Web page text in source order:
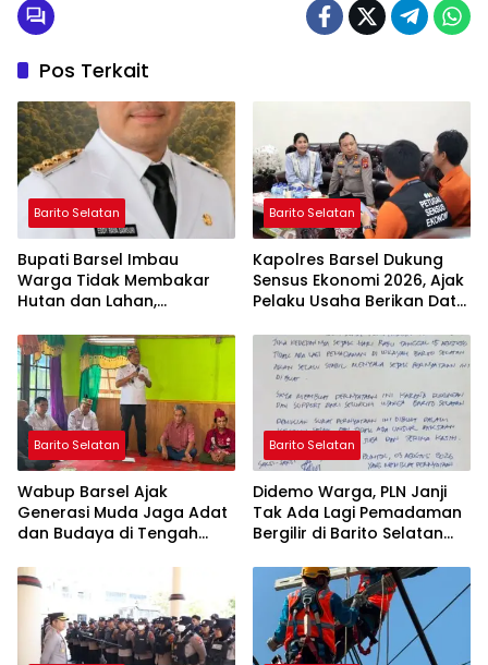
Pos Terkait
Barito Selatan
Bupati Barsel Imbau
Warga Tidak Membakar
Hutan dan Lahan,
Bebas Kabut Asap
Barito Selatan
Kapolres Barsel Dukung
Sensus Ekonomi 2026, Ajak
Pelaku Usaha Berikan Data
Barito Selatan
Wabup Barsel Ajak
Generasi Muda Jaga Adat
dan Budaya di Tengah
Barito Selatan
Didemo Warga, PLN Janji
Tak Ada Lagi Pemadaman
Bergilir di Barito Selatan